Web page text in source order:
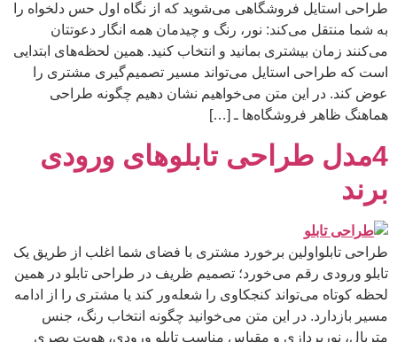
طراحی استایل فروشگاهی می‌شوید که از نگاه اول حس دلخواه را
به شما منتقل می‌کند: نور، رنگ و چیدمان همه انگار دعوتتان
می‌کنند زمان بیشتری بمانید و انتخاب کنید. همین لحظه‌های ابتدایی
است که طراحی استایل می‌تواند مسیر تصمیم‌گیری مشتری را
عوض کند. در این متن می‌خواهیم نشان دهیم چگونه طراحی
هماهنگ ظاهر فروشگاه‌ها ـ […]
4مدل طراحی تابلوهای ورودی
برند
طراحی تابلواولین برخورد مشتری با فضای شما اغلب از طریق یک
تابلو ورودی رقم می‌خورد؛ تصمیم ظریف در طراحی تابلو در همین
لحظه کوتاه می‌تواند کنجکاوی را شعله‌ور کند یا مشتری را از ادامه
مسیر بازدارد. در این متن می‌خوانید چگونه انتخاب رنگ، جنس
متریال، نورپردازی و مقیاس مناسب تابلو ورودی، هویت بصری